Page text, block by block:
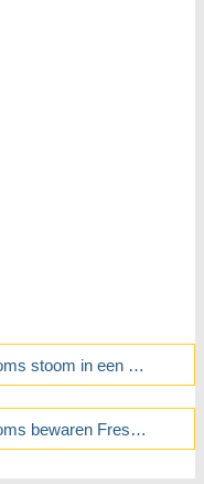
Hoe naar Mushrooms stoom in een Steamer
Hoe naar Mushrooms bewaren Fresh in de koelkast